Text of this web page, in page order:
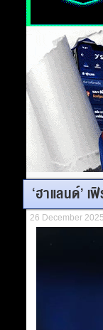
‘ฮาแลนด์’
26 December 2025